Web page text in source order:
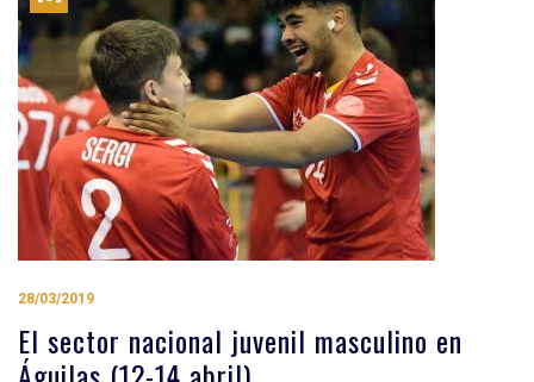
28/03/2019
El sector nacional juvenil masculino en